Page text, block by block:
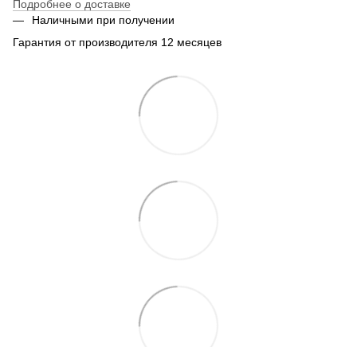
Подробнее о доставке
Наличными при получении
Гарантия от производителя 12 месяцев